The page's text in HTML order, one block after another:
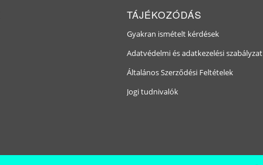
TÁJÉKOZÓDÁS
Gyakran ismételt kérdések
Adatvédelmi és adatkezelési szabályzat
Általános Szerződési Feltételek
Jogi tudnivalók